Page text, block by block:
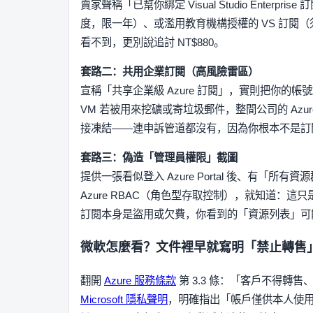
賣家聲稱「已幫你綁定 Visual Studio Enterprise
度，限一年）、或濫用教育機構授權的 VS 訂閱
看不到，更別說追討 NT$880。
套路二：共用企業訂閱（高風險雷區）
宣稱「共享企業級 Azure 訂閱」，實則把你的帳
VM 若被用來挖礦或寄垃圾郵件，整間公司的
接凍結——連申訴管道都沒有，因為你根本不是訂
套路三：偽造「管理員權限」截圖
提供一張看似登入 Azure Portal 後、有「所有資
Azure RBAC（角色型存取控制），就知道：這
訂閱本身是盜用或欠費，你看到的「資源列表」
微軟怎麼看？文件裡早就寫明「禁止轉售
翻開 Azure 服務條款 第 3.3 條：「客戶不得轉售
Microsoft 隱私聲明，明確指出「帳戶僅供本人使